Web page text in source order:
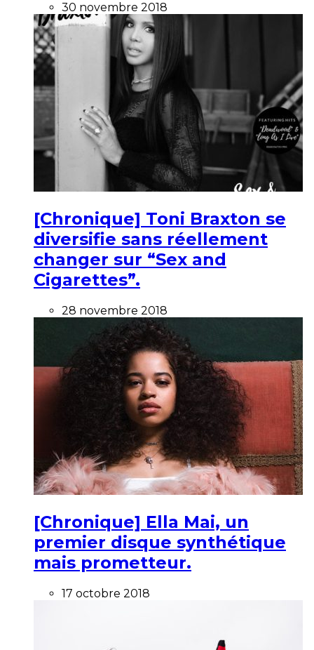
30 novembre 2018
[Chronique] Toni Braxton se
diversifie sans réellement
changer sur “Sex and
Cigarettes”.
28 novembre 2018
[Chronique] Ella Mai, un
premier disque synthétique
mais prometteur.
17 octobre 2018